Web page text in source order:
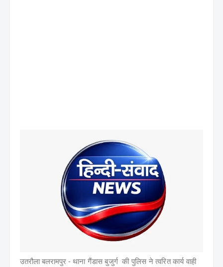
उतरौला बलरामपुर - थाना गैंडास बुजुर्ग की पुलिस ने त्वरित कार्य वाही